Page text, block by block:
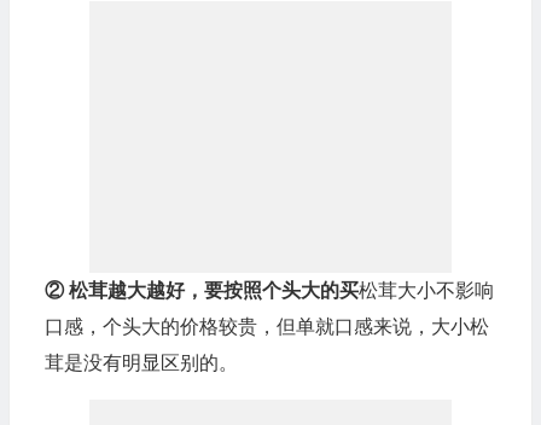
② 松茸越大越好，要按照个头大的买松茸大小不影响
口感，个头大的价格较贵，但单就口感来说，大小松
茸是没有明显区别的。